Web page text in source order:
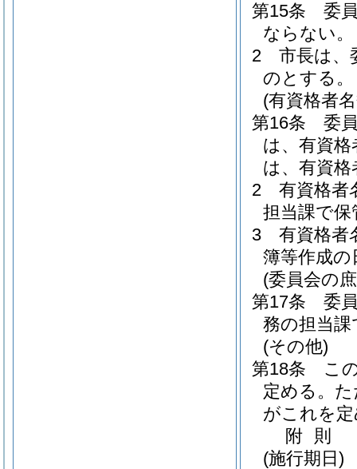
第15条
委
ならない。
2
市長は、
のとする。
(有資格者
第16条
委
は、有資
は、有資
2
有資格者
担当課で保
3
有資格者
簿等作成
(委員会の
第17条
委
務の担当
(その他)
第18条
こ
定める。 た
がこれを
附 則
(施行期日)